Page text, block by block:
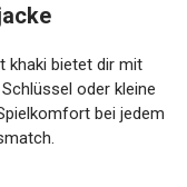
khaki bietet dir mit
oder kleine
bei jedem